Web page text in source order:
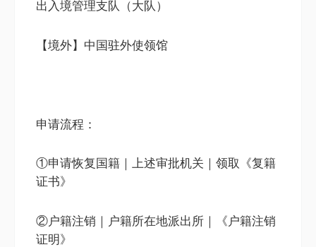
出入境管理支队（大队）
【境外】中国驻外使领馆
申请流程：
①申请恢复国籍｜上述审批机关｜领取《复籍
证书》
②户籍注销｜户籍所在地派出所｜《户籍注销
证明》